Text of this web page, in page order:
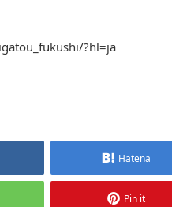
?hl=ja
Hatena
Pin it